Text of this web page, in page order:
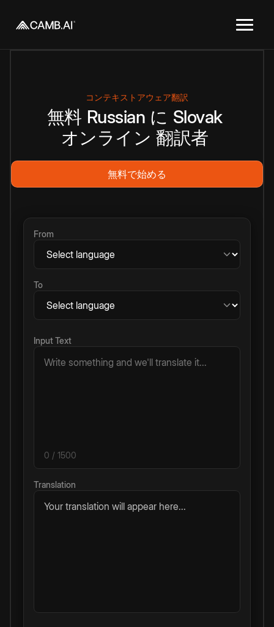
コンテキストアウェア翻訳
無料 Russian に Slovak
オンライン 翻訳者
無料で始める
From
To
Input Text
0 / 1500
Translation
Your translation will appear here...